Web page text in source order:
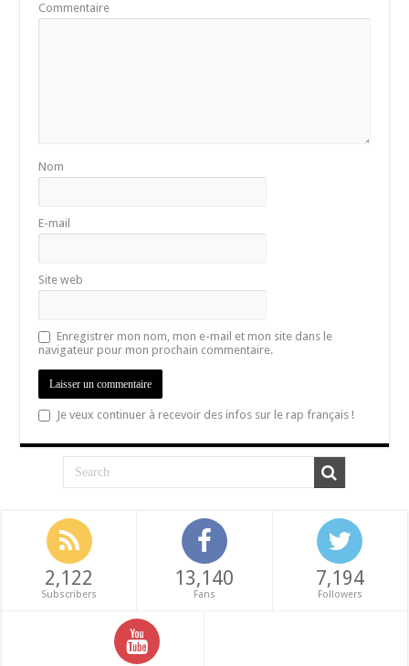
Commentaire
Nom
E-mail
Site web
Enregistrer mon nom, mon e-mail et mon site dans le
navigateur pour mon prochain commentaire.
Je veux continuer à recevoir des infos sur le rap français !
2,122
Subscribers
13,140
Fans
7,194
Followers